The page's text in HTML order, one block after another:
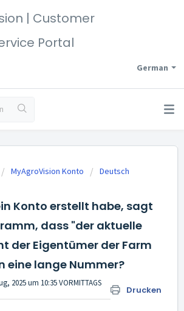
| Customer
Portal
German
MyAgroVision Konto
Deutsch
Konto erstellt habe, sagt
dass "der aktuelle
der Eigentümer der Farm
eine lange Nummer?
Drucken
2025 um 10:35 VORMITTAGS